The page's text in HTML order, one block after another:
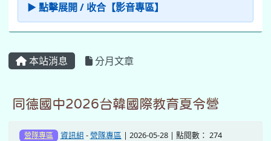
▶ 點擊展開 / 收合【影音專區】
本站消息 分月文章
同德國中2026台韓國際教育夏令營
營隊專區 資訊組 -營隊專區 | 2026-05-28 | 點閱數： 274